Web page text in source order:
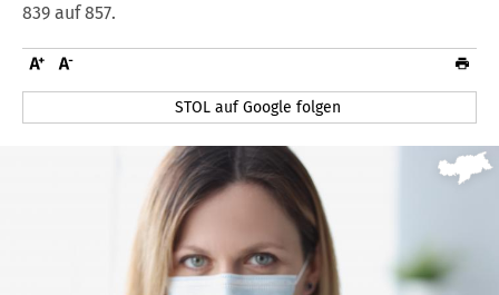
839 auf 857.
STOL auf Google folgen